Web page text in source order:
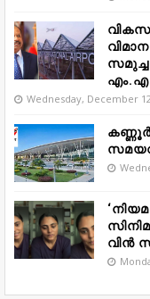
Wednesday, December
കണ്ണൂർ
വിൻ